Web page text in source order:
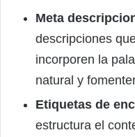
Meta
descripciones
incorporen la
natural y
Etiquetas de
estructura el